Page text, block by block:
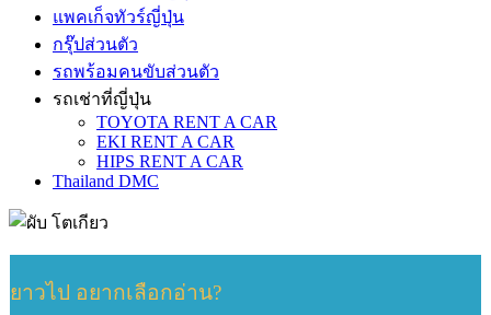
แพคเก็จทัวร์ญี่ปุ่น
กรุ๊ปส่วนตัว
รถพร้อมคนขับส่วนตัว
รถเช่าที่ญี่ปุ่น
TOYOTA RENT A CAR
EKI RENT A CAR
HIPS RENT A CAR
Thailand DMC
ยาวไป อยากเลือกอ่าน?